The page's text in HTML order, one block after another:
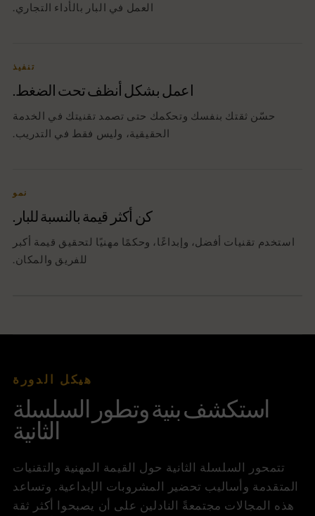
العمل في البار بالأداء التجاري.
تنفيذ
اعمل بشكل أنظف تحت الضغط.
حسّن ثقتك بنفسك وتحكمك حتى تصمد تقنيتك في الخدمة
الحقيقية، وليس فقط في التدريب.
نمو
كن أكثر قيمة بالنسبة للبار.
استخدم تقنيات أفضل، وإبداعًا، وحكمًا مهنيًا لتحقيق قيمة أكبر
للفريق والمكان.
هيكل الدورة
استكشف بنية وتطور السلسلة
الثانية
تتمحور السلسلة الثانية حول القيمة المهنية والتقنيات
المتقدمة وأساليب تحضير المشروبات الإبداعية. وتساعد
هذه المجالات مجتمعةً النادلين على أن يصبحوا أكثر ثقة